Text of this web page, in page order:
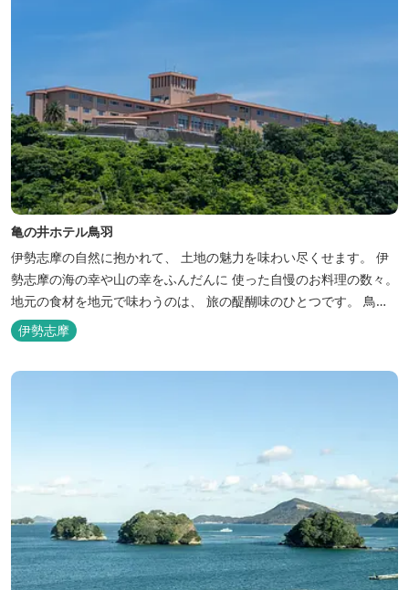
亀の井ホテル鳥羽
伊勢志摩の自然に抱かれて、 土地の魅力を味わい尽くせます。 伊
勢志摩の海の幸や山の幸をふんだんに 使った自慢のお料理の数々。
地元の食材を地元で味わうのは、 旅の醍醐味のひとつです。 鳥羽
湾の潮風を感じる露天風呂や 広々としたテラス付きのお部屋。 行
き交うフェリーをのんびり眺めて、 日常をちょっと忘れるひと時を
お過ごしください。
伊勢志摩